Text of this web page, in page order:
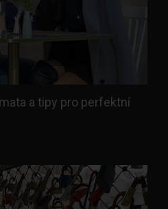
a tipy pro perfektní